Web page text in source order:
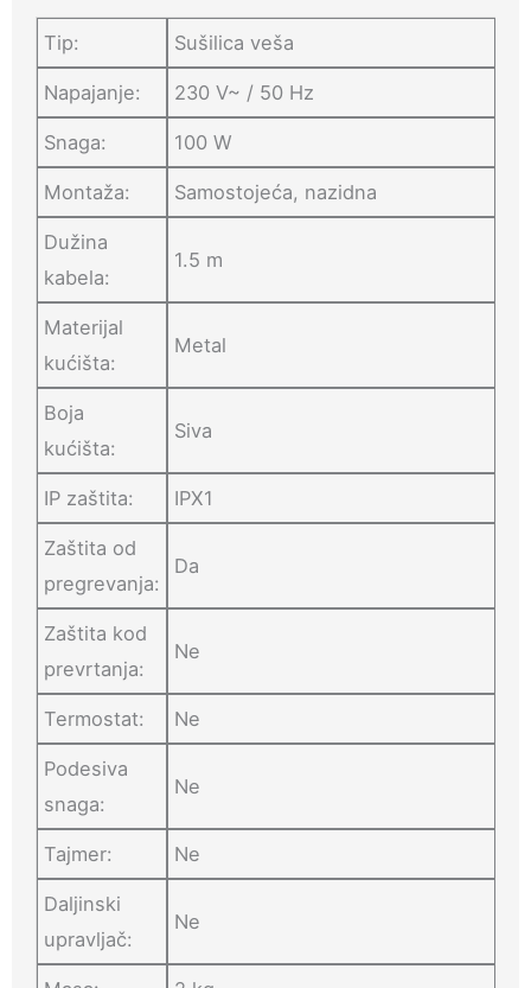
Tip: Sušilica veša
Napajanje: 230 V~ / 50 Hz
Snaga: 100 W
Montaža: Samostojeća, nazidna
Dužina
kabela:
1.5 m
Materijal
kućišta:
Metal
Boja
kućišta:
Siva
IP zaštita: IPX1
Zaštita od
pregrevanja:
Da
Zaštita kod
prevrtanja:
Ne
Termostat: Ne
Podesiva
snaga:
Ne
Tajmer: Ne
Daljinski
upravljač:
Ne